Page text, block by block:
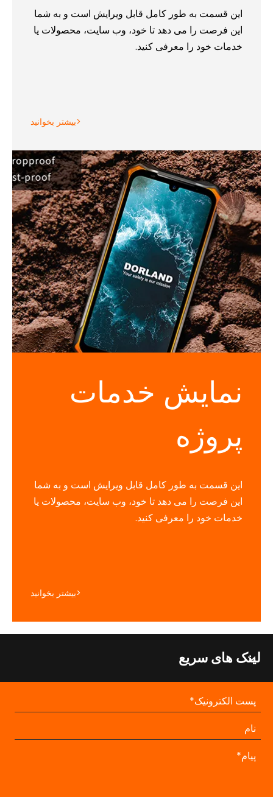
این قسمت به طور کامل قابل ویرایش است و به شما
این فرصت را می دهد تا خود، وب سایت، محصولات یا
خدمات خود را معرفی کنید.
بیشتر بخوانید>
نمایش خدمات
پروژه
این قسمت به طور کامل قابل ویرایش است و به شما
این فرصت را می دهد تا خود، وب سایت، محصولات یا
خدمات خود را معرفی کنید.
بیشتر بخوانید>
لینک های سریع